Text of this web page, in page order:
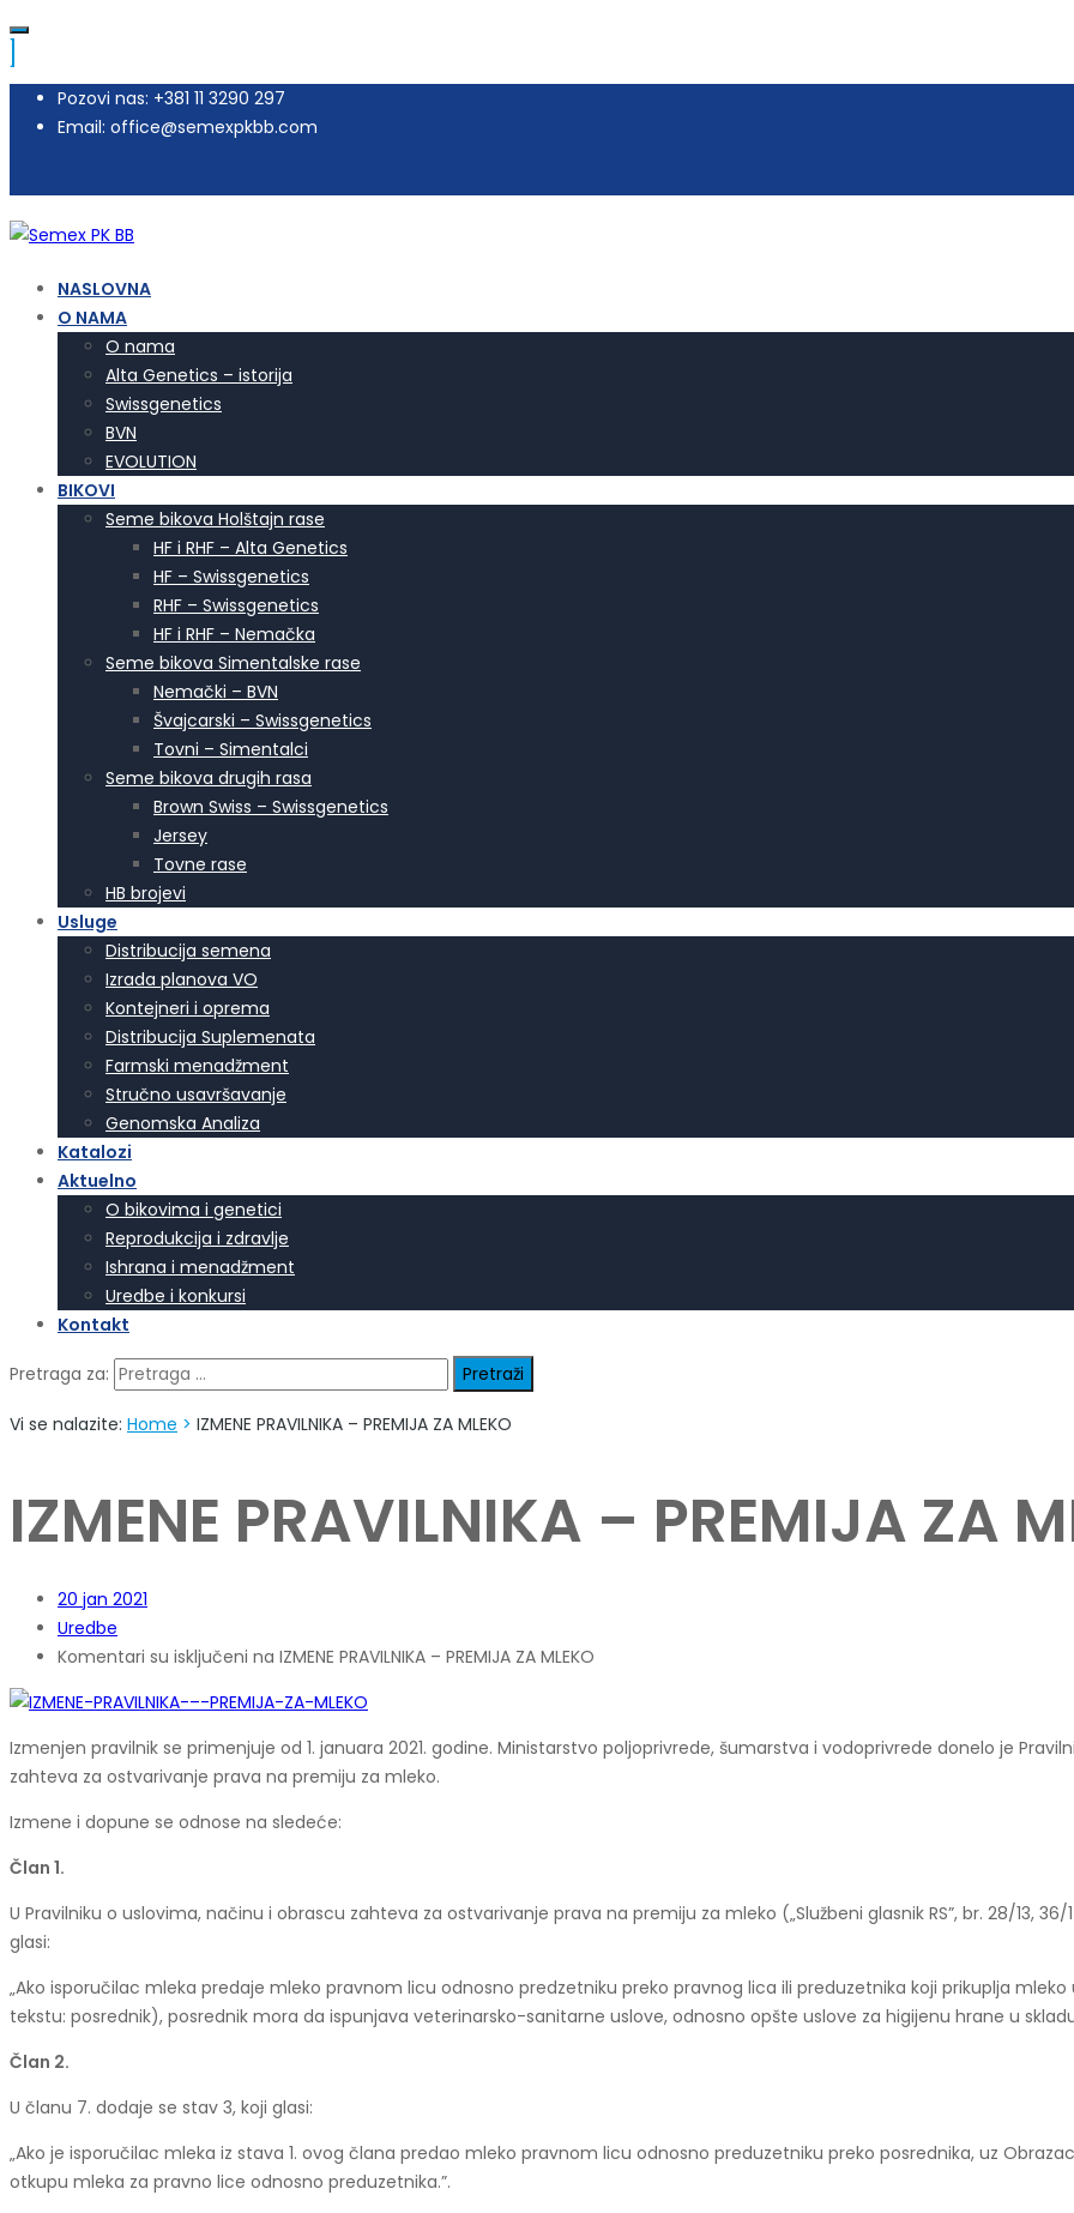
Pozovi nas: +381 11 3290 297
Email: office@semexpkbb.com
NASLOVNA
O NAMA
O nama
Alta Genetics – istorija
Swissgenetics
BVN
EVOLUTION
BIKOVI
Seme bikova Holštajn rase
HF i RHF – Alta Genetics
HF – Swissgenetics
RHF – Swissgenetics
HF i RHF – Nemačka
Seme bikova Simentalske rase
Nemački – BVN
Švajcarski – Swissgenetics
Tovni – Simentalci
Seme bikova drugih rasa
Brown Swiss – Swissgenetics
Jersey
Tovne rase
HB brojevi
Usluge
Distribucija semena
Izrada planova VO
Kontejneri i oprema
Distribucija Suplemenata
Farmski menadžment
Stručno usavršavanje
Genomska Analiza
Katalozi
Aktuelno
O bikovima i genetici
Reprodukcija i zdravlje
Ishrana i menadžment
Uredbe i konkursi
Kontakt
Pretraga za:
Vi se nalazite: Home > IZMENE PRAVILNIKA – PREMIJA ZA MLEKO
IZMENE PRAVILNIKA – PREMIJA ZA
20 jan 2021
Uredbe
Komentari su isključeni na IZMENE PRAVILNIKA – PREMIJA ZA MLEKO
Izmenjen pravilnik se primenjuje od 1. januara 2021. godine. Ministarstvo poljoprivrede, šumarstva i vodoprivrede donelo je
zahteva za ostvarivanje prava na premiju za mleko.
Izmene i dopune se odnose na sledeće:
Član 1.
U Pravilniku o uslovima, načinu i obrascu zahteva za ostvarivanje prava na premiju za mleko („Službeni glasnik RS”, br. 28/13,
glasi:
„Ako isporučilac mleka predaje mleko pravnom licu odnosno predzetniku preko pravnog lica ili preduzetnika koji prikuplja
tekstu: posrednik), posrednik mora da ispunjava veterinarsko-sanitarne uslove, odnosno opšte uslove za higijenu hrane u
Član 2.
U članu 7. dodaje se stav 3, koji glasi:
„Ako je isporučilac mleka iz stava 1. ovog člana predao mleko pravnom licu odnosno preduzetniku preko posrednika, uz
otkupu mleka za pravno lice odnosno preduzetnika.”.